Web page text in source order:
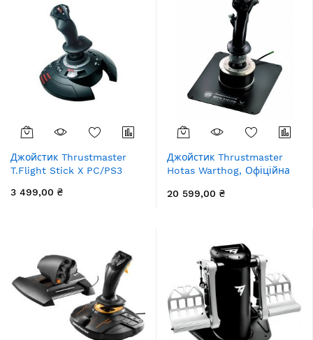
Джойстик Thrustmaster
T.Flight Stick X PC/PS3
3 499,00 ₴
Джойстик Thrustmaster
Hotas Warthog, Офіційна
10C, ліцензована ВПС
20 599,00 ₴